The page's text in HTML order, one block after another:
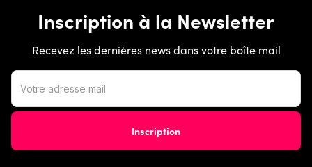
Inscription à la Newsletter
Recevez les dernières news dans votre boîte mail